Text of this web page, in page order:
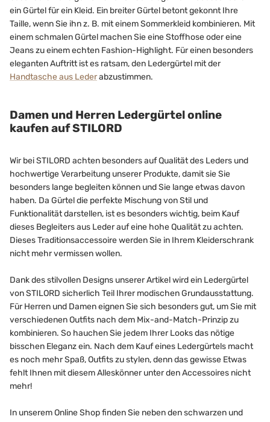
ein Gürtel für ein Kleid. Ein breiter Gürtel betont gekonnt Ihre
Taille, wenn Sie ihn z. B. mit einem Sommerkleid kombinieren. Mit
einem schmalen Gürtel machen Sie eine Stoffhose oder eine
Jeans zu einem echten Fashion-Highlight. Für einen besonders
eleganten Auftritt ist es ratsam, den Ledergürtel mit der
Handtasche aus Lederabzustimmen.
Damen und Herren Ledergürtel online
kaufen auf STILORD
Wir bei STILORD achten besonders auf Qualität des Leders und
hochwertige Verarbeitung unserer Produkte, damit sie Sie
besonders lange begleiten können und Sie lange etwas davon
haben. Da Gürtel die perfekte Mischung von Stil und
Funktionalität darstellen, ist es besonders wichtig, beim Kauf
dieses Begleiters aus Leder auf eine hohe Qualität zu achten.
Dieses Traditionsaccessoire werden Sie in Ihrem Kleiderschrank
nicht mehr vermissen wollen.
Dank des stilvollen Designs unserer Artikel wird ein Ledergürtel
von STILORD sicherlich Teil Ihrer modischen Grundausstattung.
Für Herren und Damen eignen Sie sich besonders gut, um Sie mit
verschiedenen Outfits nach dem Mix-and-Match-Prinzip zu
kombinieren. So hauchen Sie jedem Ihrer Looks das nötige
bisschen Eleganz ein. Nach dem Kauf eines Ledergürtels macht
es noch mehr Spaß, Outfits zu stylen, denn das gewisse Etwas
fehlt Ihnen mit diesem Alleskönner unter den Accessoires nicht
mehr!
In unserem Online Shop finden Sie neben den schwarzen und